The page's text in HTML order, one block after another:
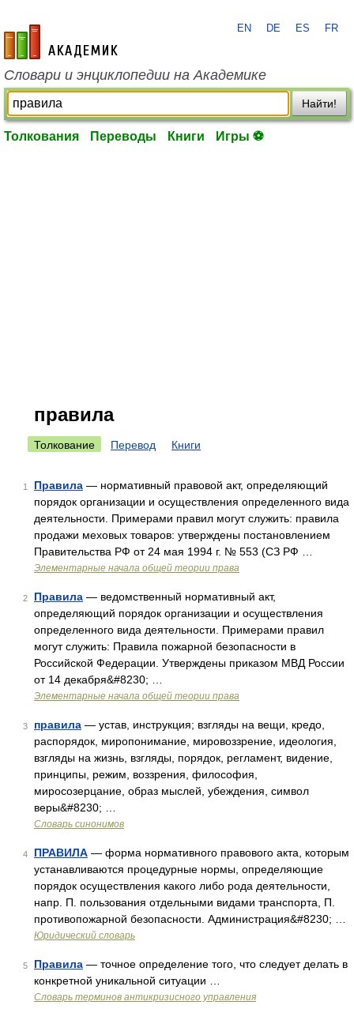
academic.ru
EN DE ES FR
Словари и энциклопедии на Академике
Найти!
Толкования Переводы Книги Игры ⚽
правила
Толкование Перевод Книги
1 Правила — нормативный правовой акт, определяющий
порядок организации и осуществления определенного вида
деятельности. Примерами правил могут служить: правила
продажи меховых товаров: утверждены постановлением
Правительства РФ от 24 мая 1994 г. № 553 (СЗ РФ …
Элементарные начала общей теории права
2 Правила — ведомственный нормативный акт,
определяющий порядок организации и осуществления
определенного вида деятельности. Примерами правил
могут служить: Правила пожарной безопасности в
Российской Федерации. Утверждены приказом МВД России
от 14 декабря&#8230; …
Элементарные начала общей теории права
3 правила — устав, инструкция; взгляды на вещи, кредо,
распорядок, миропонимание, мировоззрение, идеология,
взгляды на жизнь, взгляды, порядок, регламент, видение,
принципы, режим, воззрения, философия,
миросозерцание, образ мыслей, убеждения, символ
веры&#8230; …
Словарь синонимов
4 ПРАВИЛА — форма нормативного правового акта, которым
устанавливаются процедурные нормы, определяющие
порядок осуществления какого либо рода деятельности,
напр. П. пользования отдельными видами транспорта, П.
противопожарной безопасности. Администрация&#8230; …
Юридический словарь
5 Правила — точное определение того, что следует делать в
конкретной уникальной ситуации …
Словарь терминов антикризисного управления